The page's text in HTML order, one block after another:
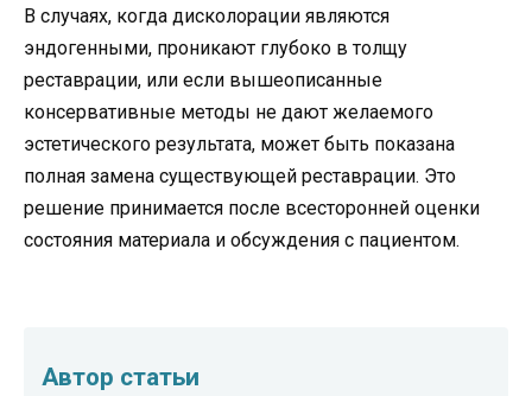
В случаях, когда дисколорации являются
эндогенными, проникают глубоко в толщу
реставрации, или если вышеописанные
консервативные методы не дают желаемого
эстетического результата, может быть показана
полная замена существующей реставрации. Это
решение принимается после всесторонней оценки
состояния материала и обсуждения с пациентом.
Автор статьи